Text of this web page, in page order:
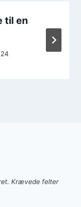
til en
Krævede felter